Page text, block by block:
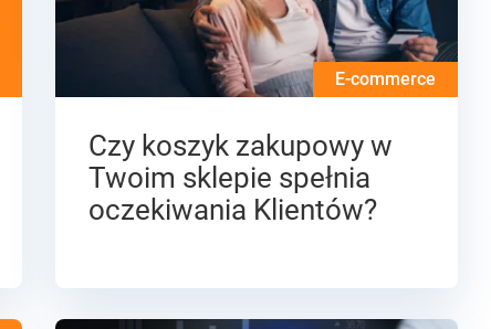
E-commerce
Czy koszyk zakupowy w
Twoim sklepie spełnia
oczekiwania Klientów?